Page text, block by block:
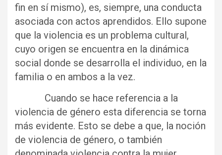
fin en sí mismo), es, siempre, una conducta
asociada con actos aprendidos. Ello supone
que la violencia es un problema cultural,
cuyo origen se encuentra en la dinámica
social donde se desarrolla el individuo, en la
familia o en ambos a la vez.
Cuando se hace referencia a la
violencia de género esta diferencia se torna
más evidente. Esto se debe a que, la noción
de violencia de género, o también